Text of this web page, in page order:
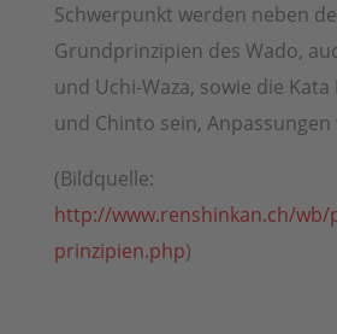
Schwerpunkt werden neben
Grundprinzipien des Wado,
und Uchi-Waza, sowie die
und Chinto sein,
(Bildquelle:
http://www.renshinkan.ch/wb/
prinzipien.php)